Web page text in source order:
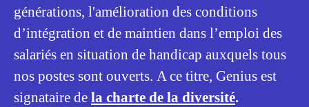
générations, l'amélioration des conditions
d’intégration et de maintien dans l’emploi des
salariés en situation de handicap auxquels tous
nos postes sont ouverts. A ce titre, Genius est
signataire de la charte de la diversité.